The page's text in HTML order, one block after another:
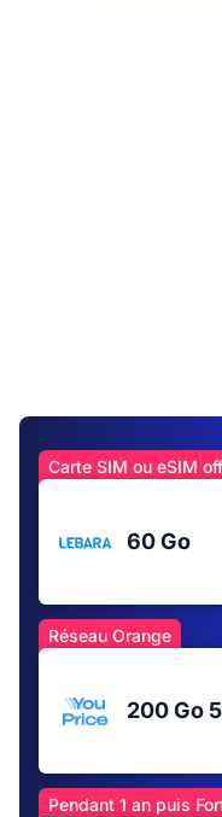
Carte SIM ou eSIM
60 Go
Réseau Orange
200 Go
Pendant 1 an puis